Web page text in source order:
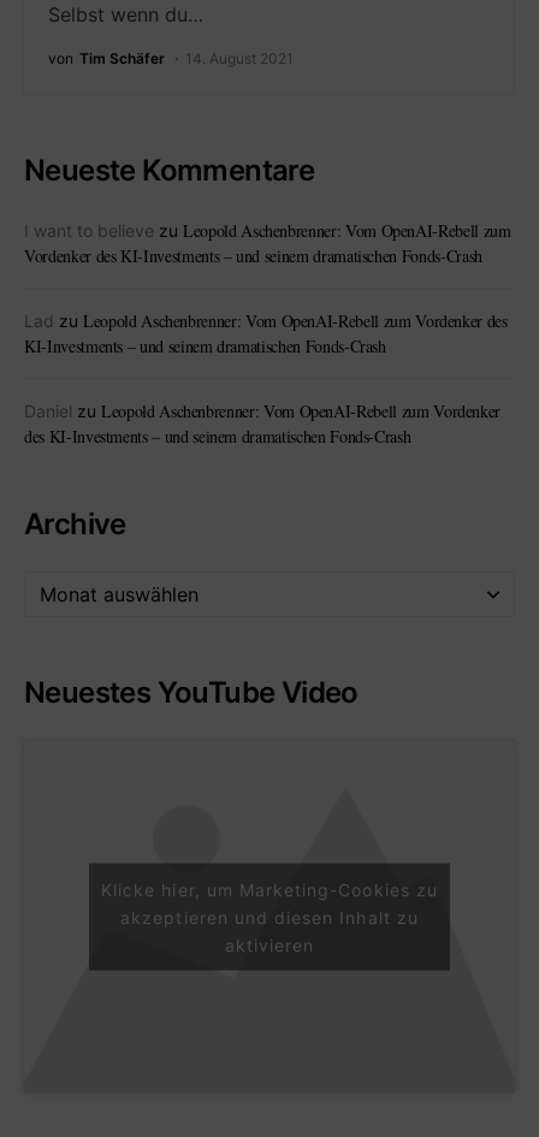
Selbst wenn du…
von Tim Schäfer 14. August 2021
Neueste Kommentare
I want to believe zu Leopold Aschenbrenner: Vom OpenAI-Rebell zum
Vordenker des KI-Investments – und seinem dramatischen Fonds-Crash
Lad zu Leopold Aschenbrenner: Vom OpenAI-Rebell zum Vordenker des
KI-Investments – und seinem dramatischen Fonds-Crash
Daniel zu Leopold Aschenbrenner: Vom OpenAI-Rebell zum Vordenker
des KI-Investments – und seinem dramatischen Fonds-Crash
Archive
Neuestes YouTube Video
Klicke hier, um Marketing-Cookies zu
akzeptieren und diesen Inhalt zu
aktivieren